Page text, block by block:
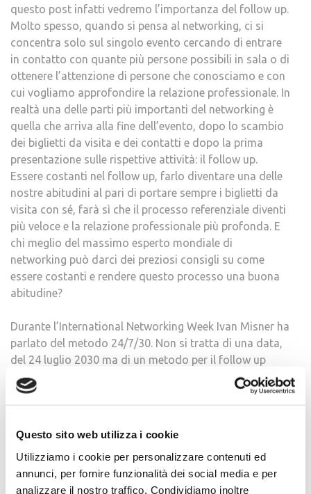
Questo sito web utilizza i cookie
Utilizziamo i cookie per personalizzare contenuti ed
annunci, per fornire funzionalità dei social media e per
analizzare il nostro traffico. Condividiamo inoltre
questo post infatti vedremo l’importanza del follow up.
Molto spesso, quando si pensa al networking, ci si
concentra solo sul singolo evento cercando di entrare
in contatto con quante più persone possibili in sala o di
ottenere l’attenzione di persone che conosciamo e con
cui vogliamo approfondire la relazione professionale. In
realtà una delle parti più importanti del networking è
quella che arriva alla fine dell’evento, dopo lo scambio
dei biglietti da visita e dei contatti e dopo la prima
presentazione sulle rispettive attività: il follow up.
Essere costanti nel follow up, farlo diventare una delle
nostre abitudini al pari di portare sempre i biglietti da
visita con sé, farà sì che il processo referenziale diventi
più veloce e la relazione professionale più profonda. E
chi meglio del massimo esperto mondiale di
networking può darci dei preziosi consigli su come
essere costanti e rendere questo processo una buona
abitudine?
Durante l’International Networking Week Ivan Misner ha
parlato del metodo 24/7/30. Non si tratta di una data,
del 24 luglio 2030 ma di un metodo per il follow up
basato su intervalli di tempo ben definiti che vi
aiuteranno ad essere ricordati dalle persone che avete
incontrato.
24 ore è l’intervallo di tempo massimo che deve
trascorrere tra il primo incontro vis a vis e un primo
contatto scritto. Questo contatto può avvenire in